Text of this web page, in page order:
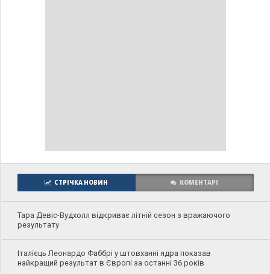
СТРІЧКА НОВИН КОМЕНТАРІ
Тара Девіс-Вудхолл відкриває літній сезон з вражаючого
результату
Італієць Леонардо Фаббрі у штовханні ядра показав
найкращий результат в Європі за останні 36 років